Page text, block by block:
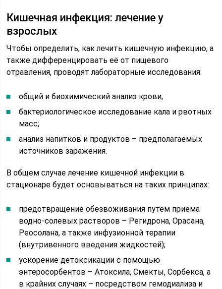
Кишечная инфекция: лечение у
взрослых
Чтобы определить, как лечить кишечную инфекцию, а
также дифференцировать её от пищевого
отравления, проводят лабораторные исследования:
общий и биохимический анализ крови;
бактериологическое исследование кала и рвотных
масс;
анализ напитков и продуктов – предполагаемых
источников заражения.
В общем случае лечение кишечной инфекции в
стационаре будет основываться на таких принципах:
предотвращение обезвоживания путём приёма
водно-солевых растворов – Регидрона, Орасана,
Реосолана, а также инфузионной терапии
(внутривенного введения жидкостей);
ускорение детоксикации с помощью
энтеросорбентов – Атоксила, Смекты, Сорбекса, а
в крайних случаях – посредством гемодиализа и